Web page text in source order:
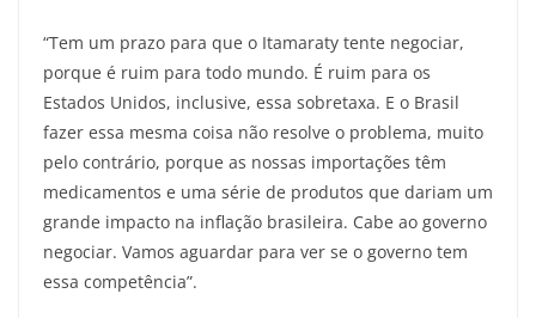
“Tem um prazo para que o Itamaraty tente negociar,
porque é ruim para todo mundo. É ruim para os
Estados Unidos, inclusive, essa sobretaxa. E o Brasil
fazer essa mesma coisa não resolve o problema, muito
pelo contrário, porque as nossas importações têm
medicamentos e uma série de produtos que dariam um
grande impacto na inflação brasileira. Cabe ao governo
negociar. Vamos aguardar para ver se o governo tem
essa competência”.